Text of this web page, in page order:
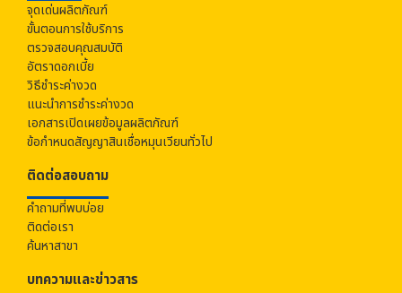
จุดเด่นผลิตภัณฑ์
ขั้นตอนการใช้บริการ
ตรวจสอบคุณสมบัติ
อัตราดอกเบี้ย
วิธีชำระค่างวด
แนะนำการชำระค่างวด
เอกสารเปิดเผยข้อมูลผลิตภัณฑ์
ข้อกำหนดสัญญาสินเชื่อหมุนเวียนทั่วไป
ติดต่อสอบถาม
คำถามที่พบบ่อย
ติดต่อเรา
ค้นหาสาขา
บทความและข่าวสาร